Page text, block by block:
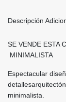
Descripción
SE VENDE ESTA
MINIMALISTA
Espectacular
minimalista.